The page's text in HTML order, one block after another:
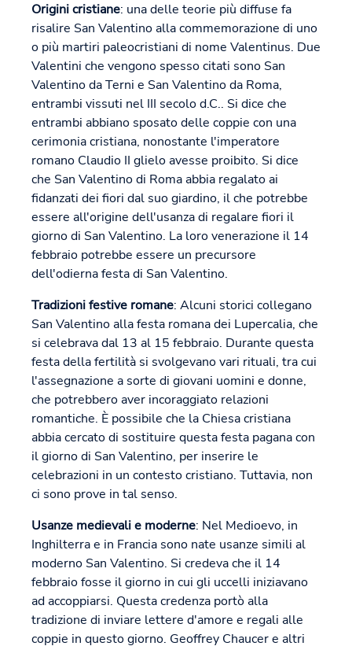
Origini cristiane: una delle teorie più diffuse fa
risalire San Valentino alla commemorazione di uno
o più martiri paleocristiani di nome Valentinus. Due
Valentini che vengono spesso citati sono San
Valentino da Terni e San Valentino da Roma,
entrambi vissuti nel III secolo d.C.. Si dice che
entrambi abbiano sposato delle coppie con una
cerimonia cristiana, nonostante l'imperatore
romano Claudio II glielo avesse proibito. Si dice
che San Valentino di Roma abbia regalato ai
fidanzati dei fiori dal suo giardino, il che potrebbe
essere all'origine dell'usanza di regalare fiori il
giorno di San Valentino. La loro venerazione il 14
febbraio potrebbe essere un precursore
dell'odierna festa di San Valentino.
Tradizioni festive romane: Alcuni storici collegano
San Valentino alla festa romana dei Lupercalia, che
si celebrava dal 13 al 15 febbraio. Durante questa
festa della fertilità si svolgevano vari rituali, tra cui
l'assegnazione a sorte di giovani uomini e donne,
che potrebbero aver incoraggiato relazioni
romantiche. È possibile che la Chiesa cristiana
abbia cercato di sostituire questa festa pagana con
il giorno di San Valentino, per inserire le
celebrazioni in un contesto cristiano. Tuttavia, non
ci sono prove in tal senso.
Usanze medievali e moderne: Nel Medioevo, in
Inghilterra e in Francia sono nate usanze simili al
moderno San Valentino. Si credeva che il 14
febbraio fosse il giorno in cui gli uccelli iniziavano
ad accoppiarsi. Questa credenza portò alla
tradizione di inviare lettere d'amore e regali alle
coppie in questo giorno. Geoffrey Chaucer e altri